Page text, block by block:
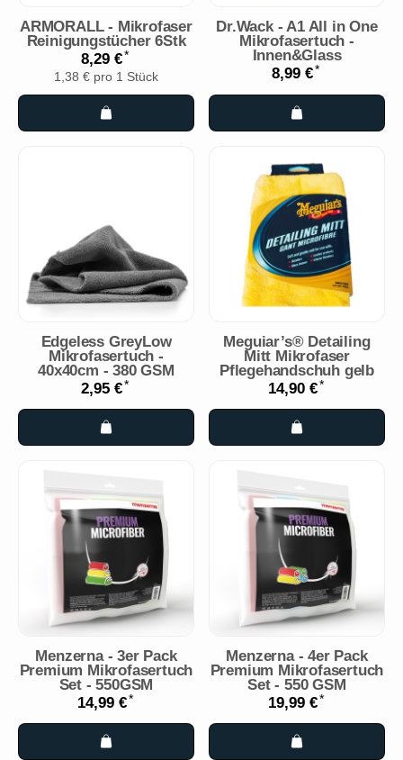
ARMORALL - Mikrofaser
Reinigungstücher 6Stk
8,29 €*
1,38 € pro 1 Stück
Dr.Wack - A1 All in One
Mikrofasertuch -
Innen&Glass
8,99 €*
Edgeless GreyLow
Mikrofasertuch -
40x40cm - 380 GSM
2,95 €*
Meguiar’s® Detailing
Mitt Mikrofaser
Pflegehandschuh gelb
14,90 €*
Menzerna - 3er Pack
Premium Mikrofasertuch
Set - 550GSM
14,99 €*
Menzerna - 4er Pack
Premium Mikrofasertuch
Set - 550 GSM
19,99 €*